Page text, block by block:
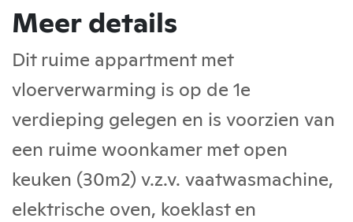
Meer details
Dit ruime appartment met
vloerverwarming is op de 1e
verdieping gelegen en is voorzien van
een ruime woonkamer met open
keuken (30m2) v.z.v. vaatwasmachine,
elektrische oven, koeklast en